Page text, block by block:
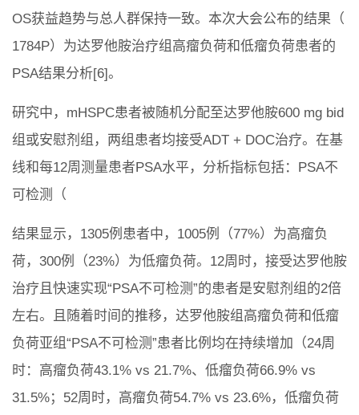
OS获益趋势与总人群保持一致。本次大会公布的结果（
1784P）为达罗他胺治疗组高瘤负荷和低瘤负荷患者的
PSA结果分析[6]。
研究中，mHSPC患者被随机分配至达罗他胺600 mg bid
组或安慰剂组，两组患者均接受ADT + DOC治疗。在基
线和每12周测量患者PSA水平，分析指标包括：PSA不
可检测（
结果显示，1305例患者中，1005例（77%）为高瘤负
荷，300例（23%）为低瘤负荷。12周时，接受达罗他胺
治疗且快速实现“PSA不可检测”的患者是安慰剂组的2倍
左右。且随着时间的推移，达罗他胺组高瘤负荷和低瘤
负荷亚组“PSA不可检测”患者比例均在持续增加（24周
时：高瘤负荷43.1% vs 21.7%、低瘤负荷66.9% vs
31.5%；52周时，高瘤负荷54.7% vs 23.6%，低瘤负荷